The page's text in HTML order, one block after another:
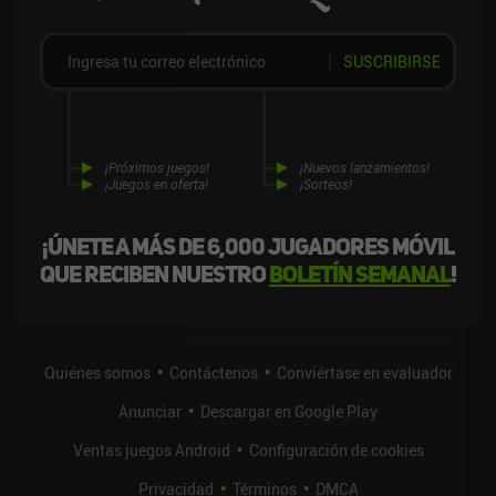
¡Únete a más de 6,000 jugadores móvil
que reciben nuestroboletín semanal!
¡Próximos juegos!
¡Juegos en oferta!
¡Nuevos lanzamientos!
¡Sorteos!
SUSCRIBIRSE
Quiénes somos Contáctenos
Conviértase en evaluador
Anunciar
Descargar en Google Play
Ventas juegos Android
Configuración de cookies
Privacidad
Términos DMCA